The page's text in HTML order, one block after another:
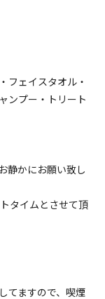
フェイスタオル・
ンプー・トリート
静かにお願い致し
タイムとさせて頂
てますので、喫煙